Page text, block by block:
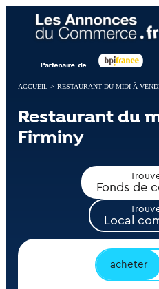
ACCUEIL > RESTAURANT DU MIDI À
Restaurant du
Firminy
Fonds de
Local
acheter
Panneau de gestion des cookies